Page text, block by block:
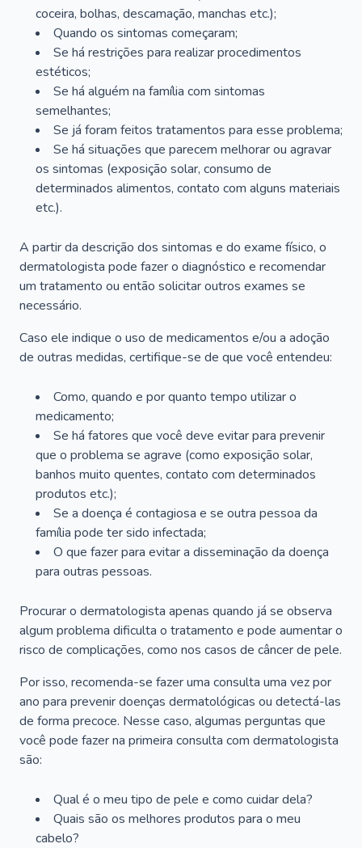
coceira, bolhas, descamação, manchas etc.);
Quando os sintomas começaram;
Se há restrições para realizar procedimentos
estéticos;
Se há alguém na família com sintomas
semelhantes;
Se já foram feitos tratamentos para esse problema;
Se há situações que parecem melhorar ou agravar
os sintomas (exposição solar, consumo de
determinados alimentos, contato com alguns materiais
etc.).
A partir da descrição dos sintomas e do exame físico, o
dermatologista pode fazer o diagnóstico e recomendar
um tratamento ou então solicitar outros exames se
necessário.
Caso ele indique o uso de medicamentos e/ou a adoção
de outras medidas, certifique-se de que você entendeu:
Como, quando e por quanto tempo utilizar o
medicamento;
Se há fatores que você deve evitar para prevenir
que o problema se agrave (como exposição solar,
banhos muito quentes, contato com determinados
produtos etc.);
Se a doença é contagiosa e se outra pessoa da
família pode ter sido infectada;
O que fazer para evitar a disseminação da doença
para outras pessoas.
Procurar o dermatologista apenas quando já se observa
algum problema dificulta o tratamento e pode aumentar o
risco de complicações, como nos casos de câncer de pele.
Por isso, recomenda-se fazer uma consulta uma vez por
ano para prevenir doenças dermatológicas ou detectá-las
de forma precoce. Nesse caso, algumas perguntas que
você pode fazer na primeira consulta com dermatologista
são:
Qual é o meu tipo de pele e como cuidar dela?
Quais são os melhores produtos para o meu
cabelo?